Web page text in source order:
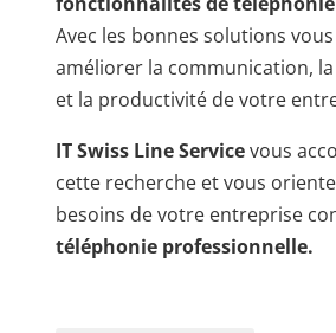
Avec les bonnes solutions
améliorer la communication,
et la productivité de votre
IT Swiss Line Servicevous
cette recherche et vous
besoins de votre entreprise
téléphonie professionnelle.